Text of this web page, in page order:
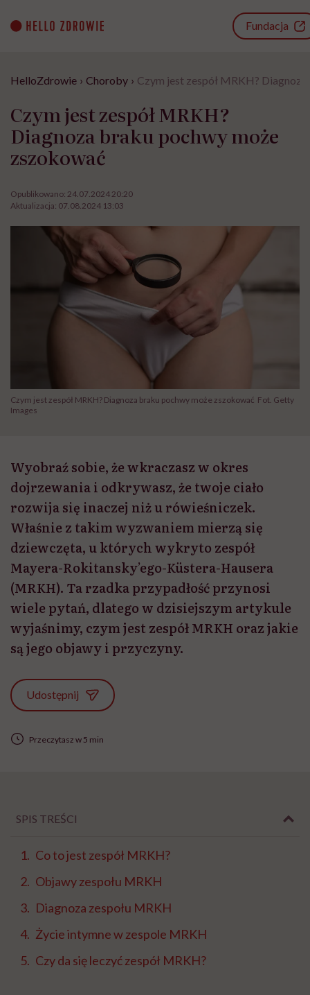
content
Fundacja
HelloZdrowie › Choroby › Czym jest zespół MRKH?
Czym jest zespół MRKH?
Diagnoza braku pochwy może
zszokować
Opublikowano: 24.07.2024 20:20
Aktualizacja: 07.08.2024 13:03
Czym jest zespół MRKH? Diagnoza braku pochwy może zszokować Fot. Getty
Images
Wyobraź sobie, że wkraczasz w okres
dojrzewania i odkrywasz, że twoje ciało
rozwija się inaczej niż u rówieśniczek.
Właśnie z takim wyzwaniem mierzą się
dziewczęta, u których wykryto zespół
Mayera-Rokitansky’ego-Küstera-Hausera
(MRKH). Ta rzadka przypadłość przynosi
wiele pytań, dlatego w dzisiejszym artykule
wyjaśnimy, czym jest zespół MRKH oraz jakie
są jego objawy i przyczyny.
Udostępnij
Przeczytasz w 5 min
SPIS TREŚCI
Co to jest zespół MRKH?
Objawy zespołu MRKH
Diagnoza zespołu MRKH
Życie intymne w zespole MRKH
Czy da się leczyć zespół MRKH?